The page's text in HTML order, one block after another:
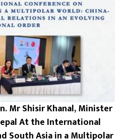
Mr Shisir Khanal, Minister
At the International
South Asia in a Multipolar